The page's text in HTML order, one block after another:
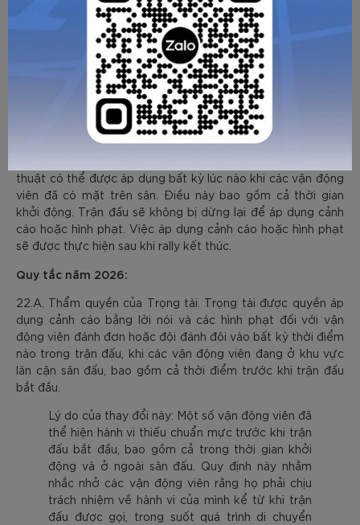
hiện tại mà không cần sử dụng ngôn ngữ yêu
cầu người điều hành phải xác định ý định (chủ
đích) của cầu thủ vi phạm.
10. Các hình phạt được áp dụng trước
khi trận đấu bắt đầu
Quy tắc năm 2025:
thuật có thể được áp dụng bất kỳ lúc nào khi các vận động
viên đã có mặt trên sân. Điều này bao gồm cả thời gian
khởi động. Trận đấu sẽ không bị dừng lại để áp dụng cảnh
cáo hoặc hình phạt. Việc áp dụng cảnh cáo hoặc hình phạt
sẽ được thực hiện sau khi rally kết thúc.
Quy tắc năm 2026:
22.A. Thẩm quyền của Trọng tài. Trọng tài được quyền áp
dụng cảnh cáo bằng lời nói và các hình phạt đối với vận
động viên đánh đơn hoặc đội đánh đôi vào bất kỳ thời điểm
nào trong trận đấu, khi các vận động viên đang ở khu vực
lân cận sân đấu, bao gồm cả thời điểm trước khi trận đấu
bắt đầu.
Lý do của thay đổi này: Một số vận động viên đã
thể hiện hành vi thiếu chuẩn mực trước khi trận
đấu bắt đầu, bao gồm cả trong thời gian khởi
động và ở ngoài sân đấu. Quy định này nhằm
nhắc nhở các vận động viên rằng họ phải chịu
trách nhiệm về hành vi của mình kể từ khi trận
đấu được gọi, trong suốt quá trình di chuyển